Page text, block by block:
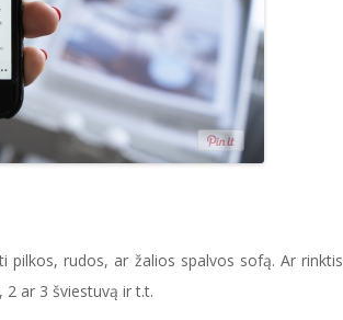
pilkos, rudos, ar žalios spalvos sofą. Ar rinktis
2 ar 3 šviestuvą ir t.t.